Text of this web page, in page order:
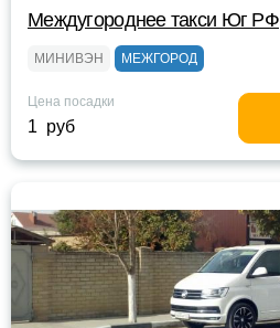
Междугороднее такси Юг РФ
МИНИВЭН МЕЖГОРОД
Цена посадки
1 руб